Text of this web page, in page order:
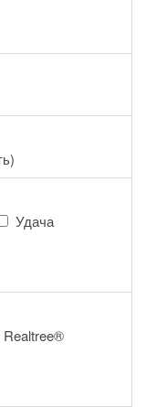
Удача
Realtree®